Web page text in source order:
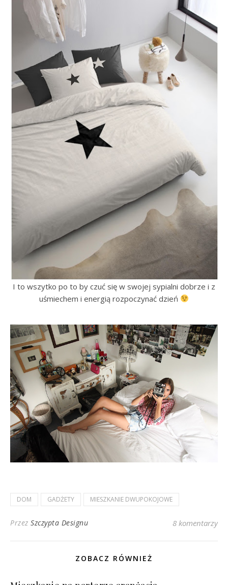
I to wszytko po to by czuć się w swojej sypialni dobrze i z
uśmiechem i energią rozpoczynać dzień
DOM GADŻETY MIESZKANIE DWUPOKOJOWE
Przez Szczypta Designu 8 komentarzy
ZOBACZ RÓWNIEŻ